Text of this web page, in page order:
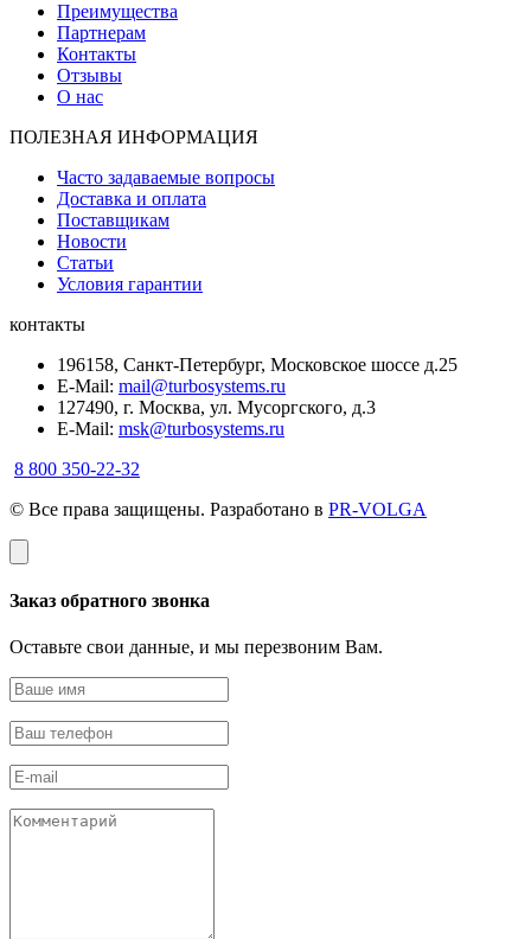
Преимущества
Партнерам
Контакты
Отзывы
О нас
ПОЛЕЗНАЯ ИНФОРМАЦИЯ
Часто задаваемые вопросы
Доставка и оплата
Поставщикам
Новости
Статьи
Условия гарантии
контакты
196158, Санкт-Петербург, Московское шоссе д.25
E-Mail: mail@turbosystems.ru
127490, г. Москва, ул. Мусоргского, д.3
E-Mail: msk@turbosystems.ru
8 800 350-22-32
© Все права защищены. Разработано в PR-VOLGA
Заказ обратного звонка
Оставьте свои данные, и мы перезвоним Вам.